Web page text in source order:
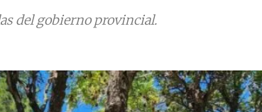
del gobierno provincial.